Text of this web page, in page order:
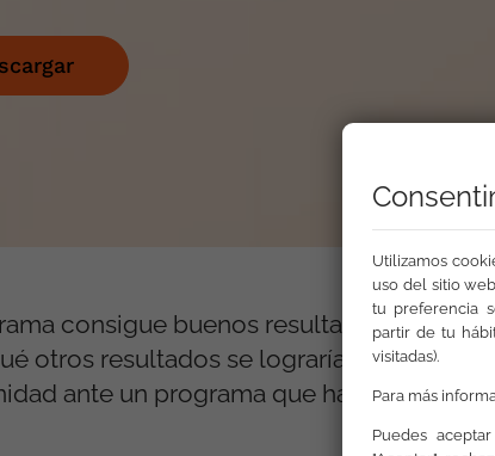
consigue buenos resultados, hay
otros resultados se lograrían si se
ante un programa que ha
Utilizamos
uso del sitio
tu preferencia
partir de tu
visitadas).
Para más
Puedes